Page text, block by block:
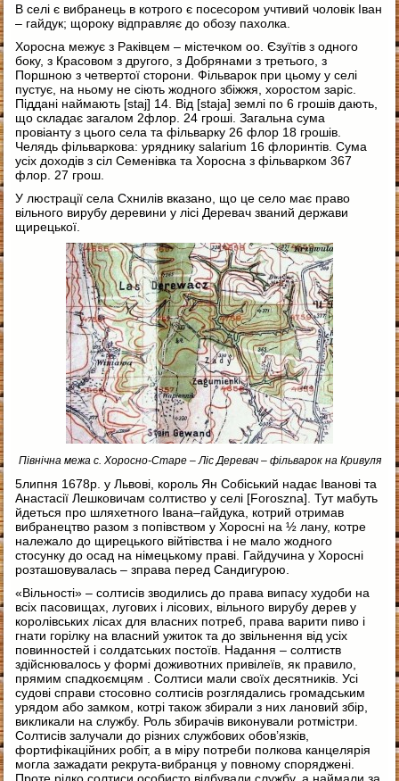
В селі є вибранець в котрого є посесором учтивий чоловік Іван
– гайдук; щороку відправляє до обозу пахолка.
Хоросна межує з Раківцем – містечком оо. Єзуїтів з одного
боку, з Красовом з другого, з Добрянами з третього, з
Поршною з четвертої сторони. Фільварок при цьому у селі
пустує, на ньому не сіють жодного збіжжя, хоростом заріс.
Піддані наймають [staj] 14. Від [staja] землі по 6 грошів дають,
що складає загалом 2флор. 24 гроші. Загальна сума
провіанту з цього села та фільварку 26 флор 18 грошів.
Челядь фільваркова: уряднику salarium 16 флоринтів. Сума
усіх доходів з сіл Семенівка та Хоросна з фільварком 367
флор. 27 грош.
У люстрації села Схнилів вказано, що це село має право
вільного вирубу деревини у лісі Деревач званий держави
щирецької.
Північна межа с. Хоросно-Старе – Ліс Деревач – фільварок на Кривуля
5липня 1678р. у Львові, король Ян Собіський надає Іванові та
Анастасії Лешковичам солтиство у селі [Foroszna]. Тут мабуть
йдеться про шляхетного Івана–гайдука, котрий отримав
вибранецтво разом з попівством у Хоросні на ½ лану, котре
належало до щирецького війтівства і не мало жодного
стосунку до осад на німецькому праві. Гайдучина у Хоросні
розташовувалась – зправа перед Cандигурою.
«Вільності» – солтисів зводились до права випасу худоби на
всіх пасовищах, лугових і лісових, вільного вирубу дерев у
королівських лісах для власних потреб, права варити пиво і
гнати горілку на власний ужиток та до звільнення від усіх
повинностей і солдатських постоїв. Надання – солтиств
здійснювалось у формі доживотних привілеїв, як правило,
прямим спадкоємцям . Солтиси мали своїх десятників. Усі
судові справи стосовно солтисів розглядались громадським
урядом або замком, котрі також збирали з них лановий збір,
викликали на службу. Роль збирачів виконували ротмістри.
Солтисів залучали до різних службових обов’язків,
фортифікаційних робіт, а в міру потреби полкова канцелярія
могла зажадати рекрута-вибранця у повному споряджені.